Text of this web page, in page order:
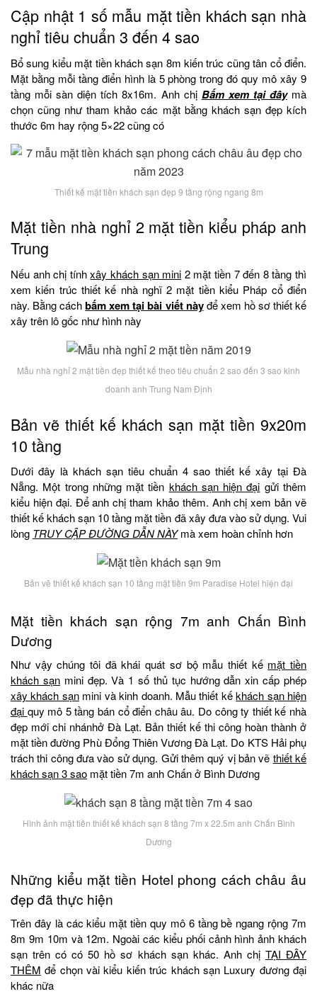
Cập nhật 1 số mẫu mặt tiền khách sạn nhà
nghỉ tiêu chuẩn 3 đến 4 sao
Bổ sung kiểu mặt tiền khách sạn 8m kiến trúc cũng tân cổ điển.
Mặt bằng mỗi tầng điển hình là 5 phòng trong đó quy mô xây 9
tầng mỗi sàn diện tích 8x16m. Anh chị Bấm xem tại đâymà
chọn cũng như tham khảo các mặt bằng khách sạn đẹp kích
thước 6m hay rộng 5×22 cũng có
Thiết kế mặt tiền khách sạn đẹp 9 tầng rộng ngang 8m
Mặt tiền nhà nghỉ 2 mặt tiền kiểu pháp anh
Trung
Nếu anh chị tínhxây khách sạn mini 2 mặt tiền 7 đến 8 tầng thì
xem kiến trúc thiết kế nhà nghĩ 2 mặt tiền kiểu Pháp cổ điển
này. Bằng cáchbấm xem tại bài viết nàyđể xem hồ sơ thiết kế
xây trên lô gốc như hình này
Mẫu nhà nghỉ 2 mặt tiền đẹp thiết kế theo tiêu chuẩn 2 sao đến 3 sao kinh
doanh anh Trung Nam Định
Bản vẽ thiết kế khách sạn mặt tiền 9x20m
10 tầng
Dưới đây là khách sạn tiêu chuẩn 4 sao thiết kế xây tại Đà
Nẵng. Một trong những mặt tiền khách sạn hiện đại gửi thêm
kiểu hiện đại. Để anh chị tham khảo thêm. Anh chị xem bản vẽ
thiết kế khách sạn 10 tầng mặt tiền đã xây đưa vào sử dụng. Vui
lòng TRUY CẬP ĐƯỜNG DẪN NÀYmà xem hoàn chỉnh hơn
Bản vẽ thiết kế khách sạn 10 tầng mặt tiền 9m Paradise Hotel hiện đại
Mặt tiền khách sạn rộng 7m anh Chấn Bình
Dương
Như vậy chúng tôi đã khái quát sơ bộ mẫu thiết kế mặt tiền
khách sạnmini đẹp. Và 1 số thủ tục hướng dẫn xin cấp phép
xây khách sạnmini và kinh doanh. Mẫu thiết kếkhách sạn hiện
đại quy mô 5 tầng bán cổ điển châu âu. Do công ty thiết kế nhà
đẹp mới chi nhánhở Đà Lạt. Bản thiết kế thi công hoàn thành ở
mặt tiền đường Phù Đổng Thiên Vương Đà Lạt. Do KTS Hải phụ
trách thi công đưa vào sử dụng. Gửi thêm quý vị bản vẽ thiết kế
khách sạn 3 sao mặt tiền 7m anh Chấn ở Bình Dương
Hình ảnh mặt tiền thiết kế khách sạn 8 tầng 7m x 22.5m anh Chấn Bình
Dương
Những kiểu mặt tiền Hotel phong cách châu âu
đẹp đã thực hiện
Trên đây là các kiểu mặt tiền quy mô 6 tầng bề ngang rộng 7m
8m 9m 10m và 12m. Ngoài các kiểu phối cảnh hình ảnh khách
sạn trên có có 50 hồ sơ khách sạn khác. Anh chị TẠI ĐÂY
THÊM để chọn vài kiểu kiến trúc khách sạn Luxury đương đại
khác nữa